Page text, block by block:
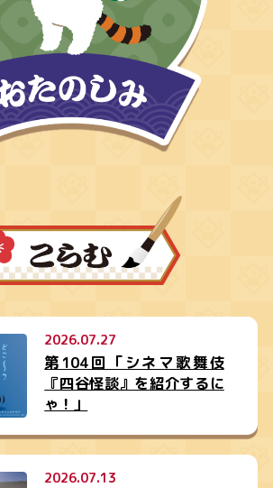
2026.07.27
第104回「シネマ歌舞伎
『四谷怪談』を紹介するに
ゃ！」
2026.07.13